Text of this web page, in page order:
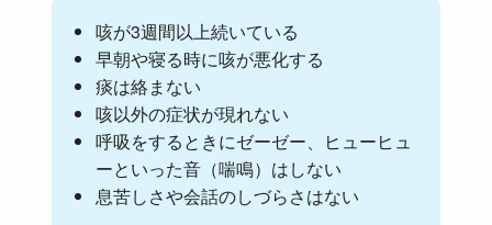
咳が3週間以上続いている
早朝や寝る時に咳が悪化する
痰は絡まない
咳以外の症状が現れない
呼吸をするときにゼーゼー、ヒューヒュ
ーといった音（喘鳴）はしない
息苦しさや会話のしづらさはない